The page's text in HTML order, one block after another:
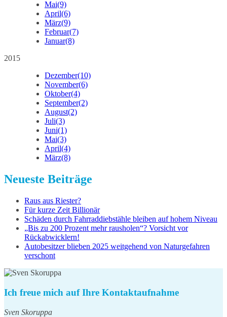
Mai(9)
April(6)
März(9)
Februar(7)
Januar(8)
2015
Dezember(10)
November(6)
Oktober(4)
September(2)
August(2)
Juli(3)
Juni(1)
Mai(3)
April(4)
März(8)
Neueste Beiträge
Raus aus Riester?
Für kurze Zeit Billionär
Schäden durch Fahrraddiebstähle bleiben auf hohem Niveau
„Bis zu 200 Prozent mehr rausholen“? Vorsicht vor
Rückabwicklern!
Autobesitzer blieben 2025 weitgehend von Naturgefahren
verschont
Ich freue mich auf Ihre Kontaktaufnahme
Sven Skoruppa